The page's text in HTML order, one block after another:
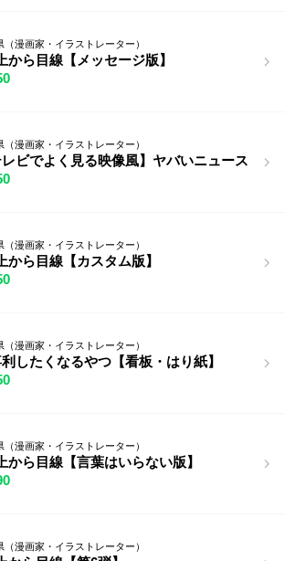
（漫画家・イラストレーター）
から目線【メッセージ版】
（漫画家・イラストレーター）
レビでよく見る映像風】ヤバいニュース
（漫画家・イラストレーター）
から目線【カスタム版】
（漫画家・イラストレーター）
したくなるやつ【看板・はり紙】
（漫画家・イラストレーター）
から目線【言葉はいらない版】
（漫画家・イラストレーター）